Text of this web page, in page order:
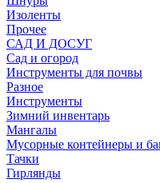
Изоленты
Прочее
САД И ДОСУГ
Сад и огород
Инструменты для почвы
Разное
Инструменты
Зимний инвентарь
Мангалы
Мусорные контейнеры и
Тачки
Гирлянды